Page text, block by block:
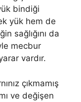
bindiği
yük hem de
sağlığını da
mecbur
vardır.
çıkmamış
ve değişen